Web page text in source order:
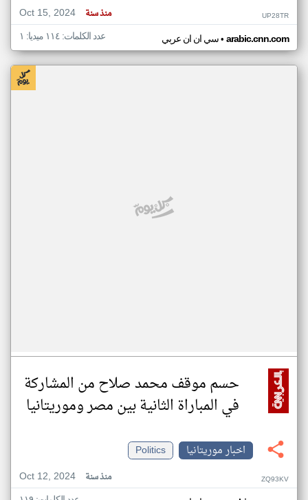
Oct 15, 2024
منذ سنة UP28TR
سي ان ان عربي• arabic.cnn.com عدد الكلمات: ١١٤ ميديا: ١
حسم موقف محمد صلاح من المشاركة
في المباراة الثانية بين مصر وموريتانيا
اخبار موريتانيا
Politics
Oct 12, 2024
منذ سنة ZQ93KV